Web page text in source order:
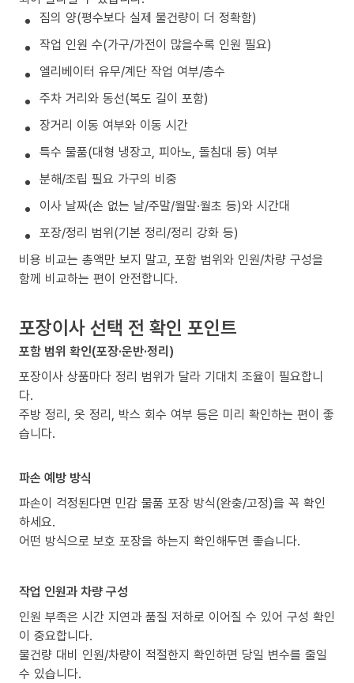
짐의 양(평수보다 실제 물건량이 더 정확함)
작업 인원 수(가구/가전이 많을수록 인원 필요)
엘리베이터 유무/계단 작업 여부/층수
주차 거리와 동선(복도 길이 포함)
장거리 이동 여부와 이동 시간
특수 물품(대형 냉장고, 피아노, 돌침대 등) 여부
분해/조립 필요 가구의 비중
이사 날짜(손 없는 날/주말/월말·월초 등)와 시간대
포장/정리 범위(기본 정리/정리 강화 등)
비용 비교는 총액만 보지 말고, 포함 범위와 인원/차량 구성을
함께 비교하는 편이 안전합니다.
포장이사 선택 전 확인 포인트
포함 범위 확인(포장·운반·정리)
포장이사 상품마다 정리 범위가 달라 기대치 조율이 필요합니
다.
주방 정리, 옷 정리, 박스 회수 여부 등은 미리 확인하는 편이 좋
습니다.
파손 예방 방식
파손이 걱정된다면 민감 물품 포장 방식(완충/고정)을 꼭 확인
하세요.
어떤 방식으로 보호 포장을 하는지 확인해두면 좋습니다.
작업 인원과 차량 구성
인원 부족은 시간 지연과 품질 저하로 이어질 수 있어 구성 확인
이 중요합니다.
물건량 대비 인원/차량이 적절한지 확인하면 당일 변수를 줄일
수 있습니다.